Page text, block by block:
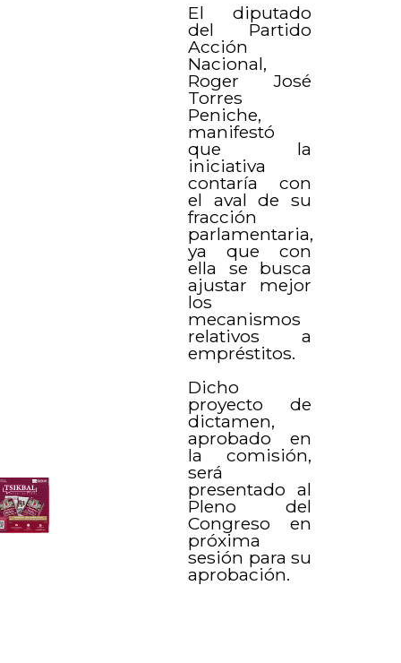
El diputado
del Partido
Acción
Nacional,
Roger José
Torres
Peniche,
manifestó
que la
iniciativa
contaría con
el aval de su
fracción
parlamentaria,
ya que con
ella se busca
ajustar mejor
los
mecanismos
relativos a
empréstitos.
Dicho
proyecto de
dictamen,
aprobado en
la comisión,
será
presentado al
Pleno del
Congreso en
próxima
sesión para su
aprobación.